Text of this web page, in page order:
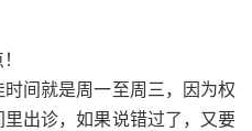
间就是周一至周三，因为权
出诊，如果说错过了，又要